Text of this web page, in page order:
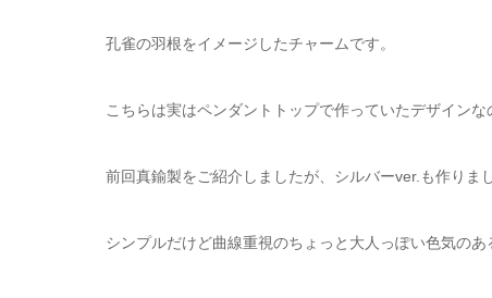
孔雀の羽根をイメージしたチャームです。
こちらは実はペンダントトップで作っていたデザイン
前回真鍮製をご紹介しましたが、シルバーver.も作りま
シンプルだけど曲線重視のちょっと大人っぽい色気のあ